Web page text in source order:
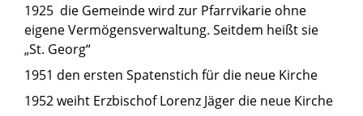
1925 die Gemeinde wird zur Pfarrvikarie ohne
eigene Vermögensverwaltung. Seitdem heißt sie
„St. Georg“
1951 den ersten Spatenstich für die neue Kirche
1952 weiht Erzbischof Lorenz Jäger die neue Kirche